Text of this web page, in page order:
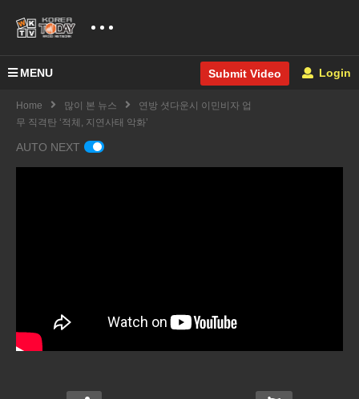
MENU Submit Video Login
Home 많이 본 뉴스
연방 셧다운시 이민비자 업
무 직격탄 ‘적체, 지연사태 악화’
AUTO NEXT